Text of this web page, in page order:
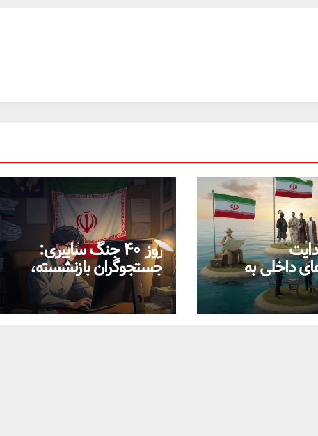
داخلی به
از سامانه‌های
روز ۴۰ جنگ سایبری:
جستجوگران بازنشسته،
ضعیف و ستاره‌های موقتی
ایران در بحران اینترنت!